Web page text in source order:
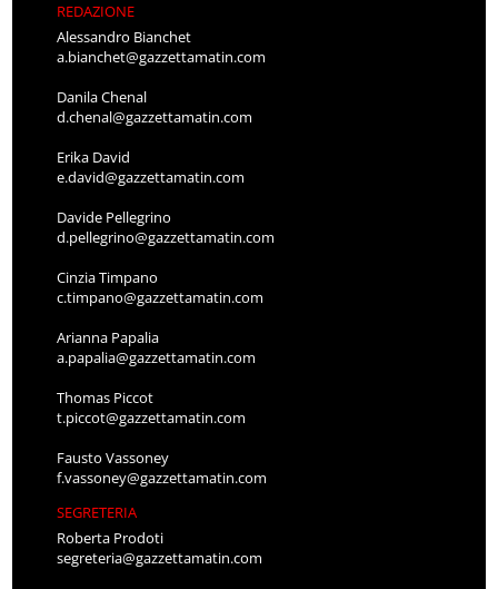
REDAZIONE
Alessandro Bianchet
a.bianchet@gazzettamatin.com
Danila Chenal
d.chenal@gazzettamatin.com
Erika David
e.david@gazzettamatin.com
Davide Pellegrino
d.pellegrino@gazzettamatin.com
Cinzia Timpano
c.timpano@gazzettamatin.com
Arianna Papalia
a.papalia@gazzettamatin.com
Thomas Piccot
t.piccot@gazzettamatin.com
Fausto Vassoney
f.vassoney@gazzettamatin.com
SEGRETERIA
Roberta Prodoti
segreteria@gazzettamatin.com